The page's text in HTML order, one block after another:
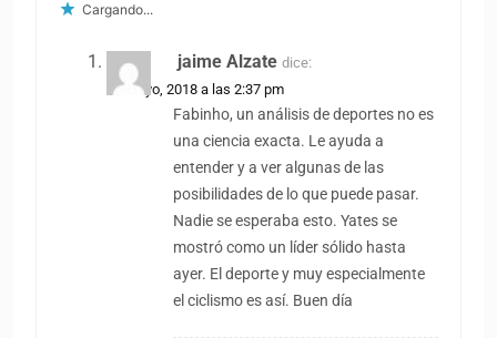
Cargando...
jaime Alzate dice:
25 mayo, 2018 a las 2:37 pm
Fabinho, un análisis de deportes no es
una ciencia exacta. Le ayuda a
entender y a ver algunas de las
posibilidades de lo que puede pasar.
Nadie se esperaba esto. Yates se
mostró como un líder sólido hasta
ayer. El deporte y muy especialmente
el ciclismo es así. Buen día